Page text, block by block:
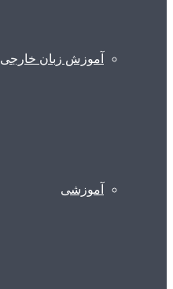
آموزش زبان خارجی
آموزشی